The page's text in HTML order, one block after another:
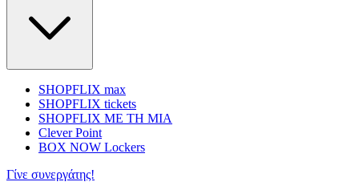
SHOPFLIX max
SHOPFLIX tickets
SHOPFLIX ΜΕ ΤΗ ΜΙΑ
Clever Point
BOX NOW Lockers
Γίνε συνεργάτης!